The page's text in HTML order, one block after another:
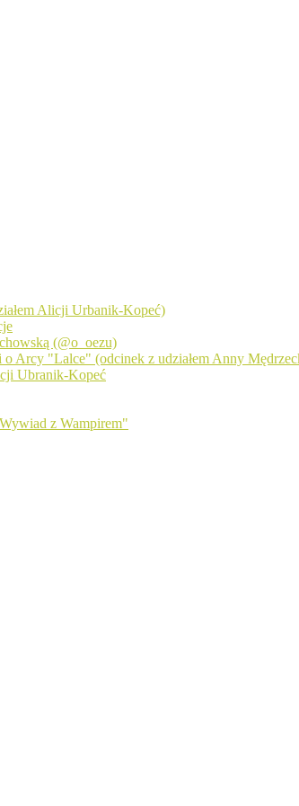
Alicji Urbanik-Kopeć)
(@o_oezu)
Arcy "Lalce" (odcinek z udziałem Anny
Ubranik-Kopeć
z Wampirem"